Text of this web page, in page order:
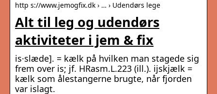
http s://www.jemogfix.dk › … › Udendørs lege
Alt til leg og udendørs
aktiviteter i jem & fix
is·slæde]. = kælk på hvilken man stagede sig
frem over is; jf. HRasm.L.223 (ill.). ijskjælk =
kælk som ålestangerne brugte, når fjorden
var islagt.